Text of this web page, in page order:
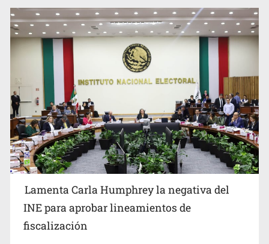
Lamenta Carla Humphrey la negativa del
INE para aprobar lineamientos de
fiscalización